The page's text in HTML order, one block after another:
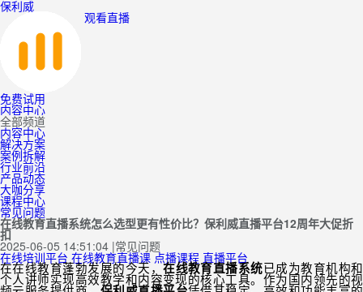
保利威
观看直播
免费试用
内容中心
全部频道
内容中心
解决方案
案例拆解
行业前沿
产品动态
大咖分享
课程中心
常见问题
在线教育直播系统怎么选型更有性价比？保利威直播平台12周年大促折
扣
2025-06-05 14:51:04 |常见问题
在线培训平台 在线教育直播课 点播课程 直播平台
在在线教育蓬勃发展的今天，在线教育直播系统已成为教育机构和
个人讲师实现高效教学和内容变现的核心工具。作为国内领先的视